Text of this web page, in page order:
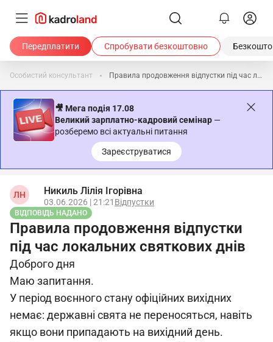
Передплатити Спробувати безкоштовно
Особистий консультант Правила продовження відпустки під час локальних святкових днів
🎥 Мега подія 17.08
Великий зарплатно-кадровий семінар —
розберемо всі актуальні питання
Зареєструватися
ЛН Никиль Лілія Ігорівна
03.06.2026 | 21:21 Відпустки
ВІДПОВІДЬ НАДАНО
Правила продовження відпустки
під час локальних святкових днів
Доброго дня
Маю запитання.
У період воєнного стану офіційних вихідних
немає: державні свята не переносяться, навіть
якщо вони припадають на вихідний день.